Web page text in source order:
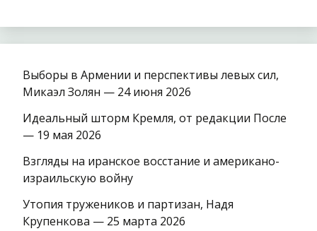
Выборы в Армении и перспективы левых сил,
Микаэл Золян — 24 июня 2026
Идеальный шторм Кремля, от редакции После
— 19 мая 2026
Взгляды на иранское восстание и американо-
израильскую войну
Утопия тружеников и партизан, Надя
Крупенкова — 25 марта 2026